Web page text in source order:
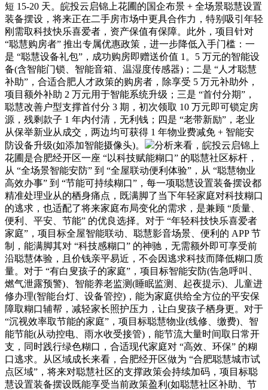
短 15-20 天。皖投云启锦上花圃的国企布景 + 全场景聪慧设置
装备摆设，将来正在二手房市场中更具合作力，特别吸引年轻
刚需取科技快乐喜爱者，资产保值有保障。此外，项目针对
“聪慧购房者” 推出专属优惠政策，进一步降低入手门槛：一
是 “聪慧设备礼包”，成功购房即赠送价值 1。5 万元的智能设
备(含智能门锁、智能音箱、温湿度传感器)；二是 “人才聪慧
补助”，合适合肥人才政策的购房者，除享受 5 万元补助外，
项目额外补助 2 万元用于智能系统升级；三是 “首付分期”，
聪慧改善户型支撑首付分 3 期，初次领取 10 万元即可锁定房
源，残剩款子 1 年内付清，无利钱；四是 “老带新励”，老业
从保举新业从成交，两边均可获得 1 年物业费减免 + 智能安
防设备升级(如添加智能摄像头)。
分析来看，皖投云启锦上
花圃是合肥经开区一座 “以科技赋能糊口” 的聪慧社区标杆，
从 “全场景智能安防” 到 “全屋联动便利体验”，从 “聪慧物业
高效办事” 到 “节能可持续糊口”，每一项聪慧设置装备摆设都
精准处理业从的栖身痛点，既满脚了当下年轻家庭对科技糊口
的逃求，也适配了将来家庭布局变化的需求，是兼顾 “质量、
便利、平安、节能” 的优良选择。对于 “年轻科技快乐喜爱者
家庭”，项目标全屋智能联动、聪慧影音场景、便利的 APP 节
制，能满脚其对 “科技感糊口” 的神驰，无需额外即可享受前
沿聪慧体验，且价钱亲平易近，不会因逃求科技而降低糊口质
量。对于 “有白叟孩子的家庭”，项目标智能安防(告急呼叫、
燃气泄露预警)、智能养老监测(睡眠监测、起夜提示)、儿童进
修办理(智能台灯、设备管控)，能为家庭供给全方位的平安保
障取糊口辅帮，减轻家长照护压力，让白叟孩子栖身更。对于
“沉视效率取节能的家庭”，项目标聪慧物业(线修、缴费)、智
能节能(从动控电、雨水收受接管)，能节流大量时间取日常开
支，同时践行绿色糊口，合适现代家庭对 “高效、环保” 的糊
口逃求。从区域成长来看，合肥经开区做为 “合肥聪慧城市试
点区域”，将来对聪慧社区的支撑政策会持续加码，项目标聪
慧设置装备摆设既能享受当前政策盈利(如聪慧社区补助、节